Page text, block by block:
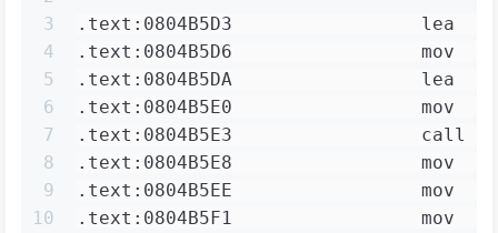
3
4
5
6
7
8
9
10
.text:0804B5D3                 lea
.text:0804B5D6                 mov
.text:0804B5DA                 lea
.text:0804B5E0                 mov
.text:0804B5E3                 call
.text:0804B5E8                 mov
.text:0804B5EE                 mov
.text:0804B5F1                 mov